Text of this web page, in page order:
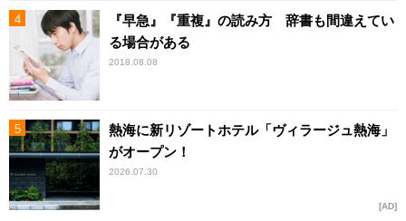
『早急』『重複』の読み方 辞書も間違えてい
る場合がある
2018.08.08
熱海に新リゾートホテル「ヴィラージュ熱海」
がオープン！
2026.07.30
AD